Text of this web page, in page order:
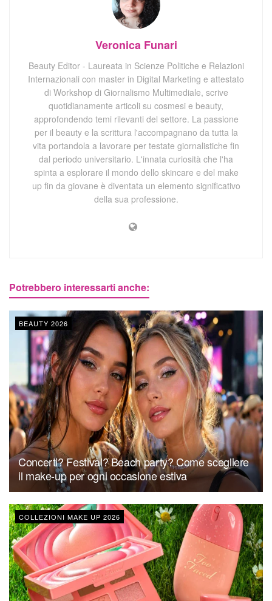
Veronica Funari
Beauty Editor - Laureata in Scienze Politiche e Relazioni
Internazionali con master in Digital Marketing e attestato
di Workshop di Giornalismo Multimediale, scrive
quotidianamente articoli su cosmesi e beauty,
approfondendo temi rilevanti del settore. La passione
per il beauty e la scrittura l'accompagnano da tutta la
vita portandola a lavorare per testate giornalistiche fin
dal periodo universitario. L'innata curiosità che l'ha
spinta a esplorare il mondo dello skincare e del make
up fin da giovane è diventata un elemento significativo
della sua professione.
Potrebbero interessarti anche:
BEAUTY 2026
Concerti? Festival? Beach party? Come scegliere
il make-up per ogni occasione estiva
COLLEZIONI MAKE UP 2026